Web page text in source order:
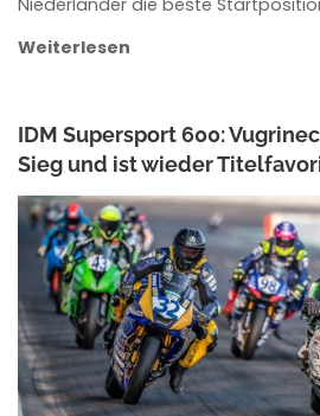
Weiterlesen
IDM Supersport 600:
Sieg und ist wieder
ANKE WIECZOREK